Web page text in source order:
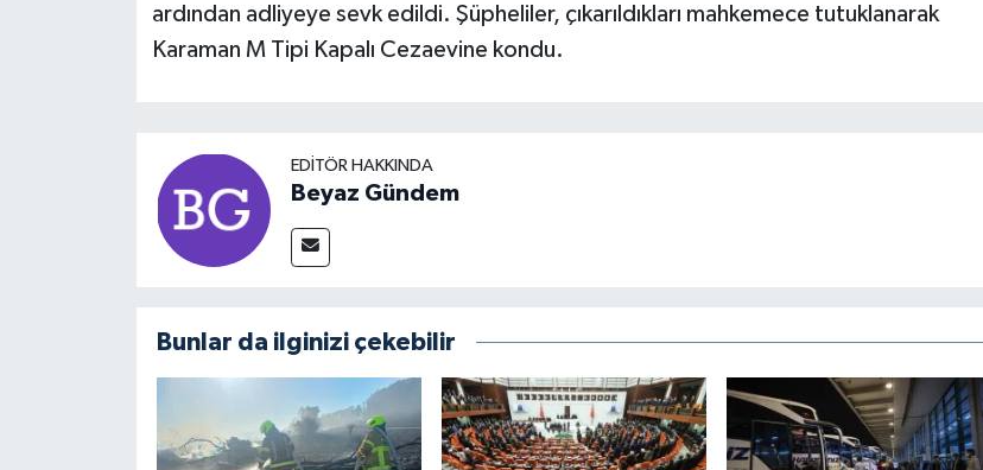
ardından adliyeye sevk edildi. Şüpheliler, çıkarıldıkları mahkemece tutuklanarak
Karaman M Tipi Kapalı Cezaevine kondu.
EDITÖR HAKKINDA
Beyaz Gündem
Bunlar da ilginizi çekebilir